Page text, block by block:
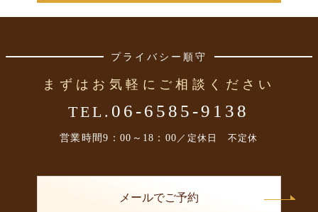
プライバシー順守
まずはお気軽にご相談ください
TEL. 06-6585-9138
営業時間9：00～18：00 ／定休日 不定休
メールでご予約